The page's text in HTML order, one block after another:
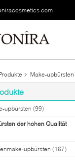
Make-
upbürsten (99)
der hohen Qualität
upbürsten (167)